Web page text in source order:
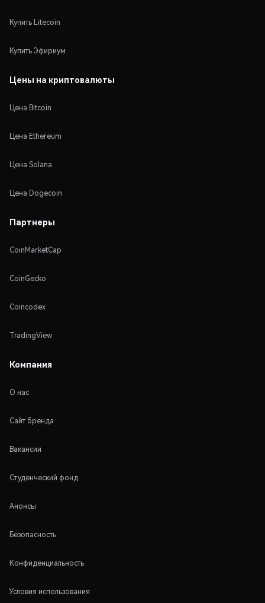
Купить Litecoin
Купить Эфириум
Цены на криптовалюты
Цена Bitcoin
Цена Ethereum
Цена Solana
Цена Dogecoin
Партнеры
CoinMarketCap
CoinGecko
Coincodex
TradingView
Компания
О нас
Сайт бренда
Вакансии
Студенческий фонд
Анонсы
Безопасность
Конфиденциальность
Условия использования